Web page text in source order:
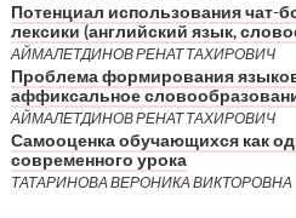
Потенциал использования чат-
лексики (английский язык,
АЙМАЛЕТДИНОВ РЕНАТ ТАХИРОВИЧ
Проблема формирования
аффиксальное
АЙМАЛЕТДИНОВ РЕНАТ ТАХИРОВИЧ
Самооценка обучающихся как
современного урока
ТАТАРИНОВА ВЕРОНИКА ВИКТОРОВНА